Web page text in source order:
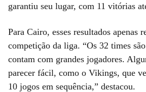
garantiu seu lugar, com 11 vitórias
Para Cairo, esses resultados apenas
competição da liga. “Os 32 times
contam com grandes jogadores.
parecer fácil, como o Vikings, que
10 jogos em sequência,” destacou.